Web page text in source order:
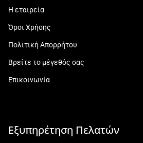
Η εταιρεία
Όροι Χρήσης
Πολιτική Απορρήτου
Βρείτε το μέγεθός σας
Επικοινωνία
Εξυπηρέτηση Πελατών